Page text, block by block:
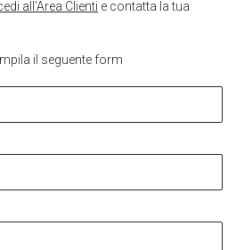
all’Area Clienti e contatta la tua
il seguente form